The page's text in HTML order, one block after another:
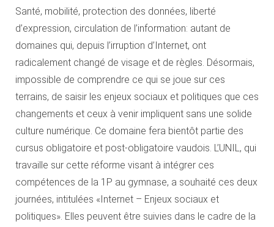
Santé, mobilité, protection des données, liberté
d’expression, circulation de l’information: autant de
domaines qui, depuis l’irruption d’Internet, ont
radicalement changé de visage et de règles. Désormais,
impossible de comprendre ce qui se joue sur ces
terrains, de saisir les enjeux sociaux et politiques que ces
changements et ceux à venir impliquent sans une solide
culture numérique. Ce domaine fera bientôt partie des
cursus obligatoire et post-obligatoire vaudois. L’UNIL, qui
travaille sur cette réforme visant à intégrer ces
compétences de la 1P au gymnase, a souhaité ces deux
journées, intitulées «Internet – Enjeux sociaux et
politiques». Elles peuvent être suivies dans le cadre de la